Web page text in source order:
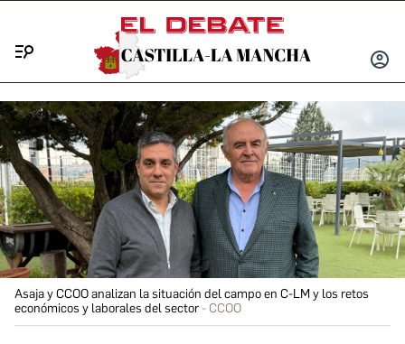
INICIAR
Asaja y CCOO analizan la situación del campo en C-LM y los retos
económicos y laborales del sector
CCOO